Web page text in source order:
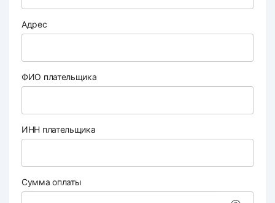
Адрес
ФИО плательщика
ИНН плательщика
Сумма оплаты